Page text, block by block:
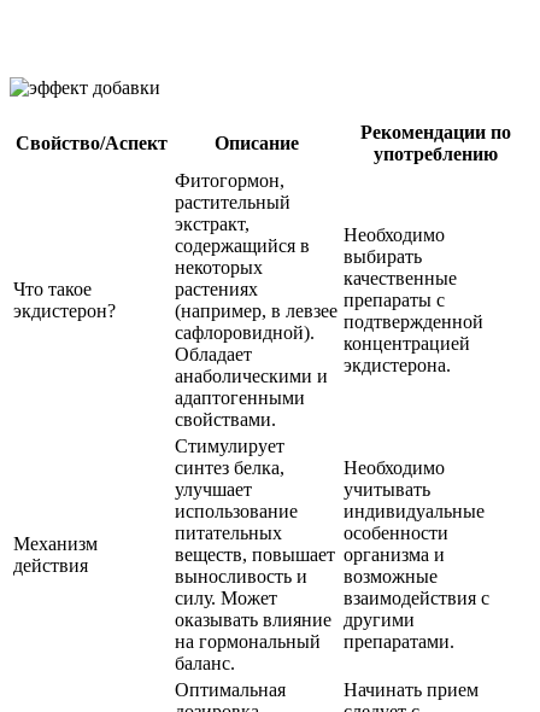
Свойство/Аспект Описание
Рекомендации по
употреблению
Что такое
экдистерон?
Фитогормон,
растительный
экстракт,
содержащийся в
некоторых
растениях
(например, в левзее
сафлоровидной).
Обладает
анаболическими и
адаптогенными
свойствами.
Необходимо
выбирать
качественные
препараты с
подтвержденной
концентрацией
экдистерона.
Механизм
действия
Стимулирует
синтез белка,
улучшает
использование
питательных
веществ, повышает
выносливость и
силу. Может
оказывать влияние
на гормональный
баланс.
Необходимо
учитывать
индивидуальные
особенности
организма и
возможные
взаимодействия с
другими
препаратами.
Оптимальная
Начинать прием